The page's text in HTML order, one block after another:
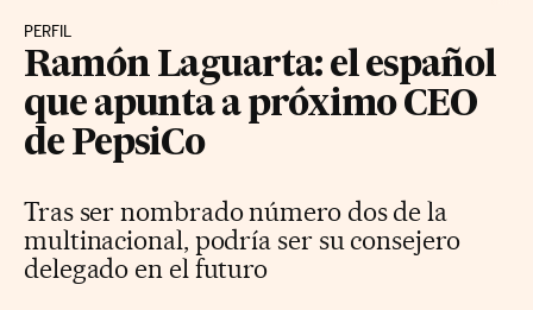
PERFIL
Ramón Laguarta: el español
que apunta a próximo CEO
de PepsiCo
Tras ser nombrado número dos de la
multinacional, podría ser su consejero
delegado en el futuro